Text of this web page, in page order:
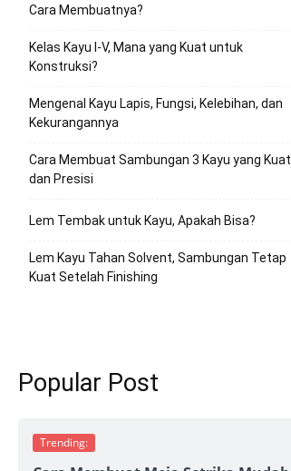
Cara Membuatnya?
Kelas Kayu I-V, Mana yang Kuat untuk
Konstruksi?
Mengenal Kayu Lapis, Fungsi, Kelebihan, dan
Kekurangannya
Cara Membuat Sambungan 3 Kayu yang Kuat
dan Presisi
Lem Tembak untuk Kayu, Apakah Bisa?
Lem Kayu Tahan Solvent, Sambungan Tetap
Kuat Setelah Finishing
Popular Post
Trending: